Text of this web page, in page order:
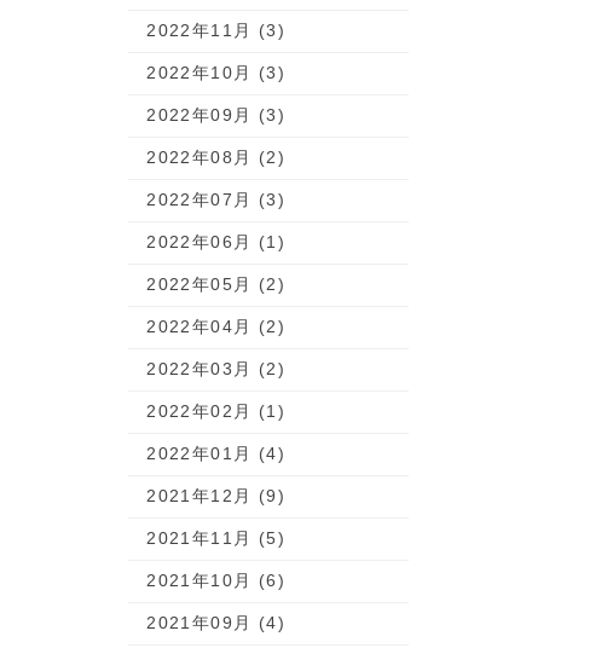
2022年11月 (3)
2022年10月 (3)
2022年09月 (3)
2022年08月 (2)
2022年07月 (3)
2022年06月 (1)
2022年05月 (2)
2022年04月 (2)
2022年03月 (2)
2022年02月 (1)
2022年01月 (4)
2021年12月 (9)
2021年11月 (5)
2021年10月 (6)
2021年09月 (4)